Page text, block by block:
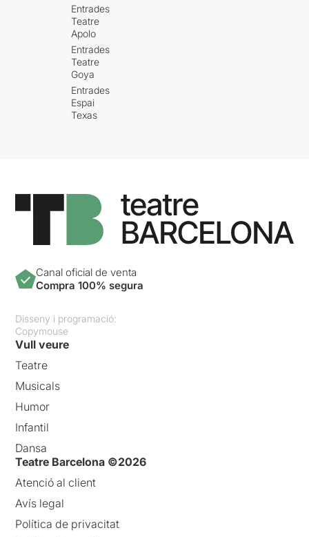
Entrades
Teatre
Apolo
Entrades
Teatre
Goya
Entrades
Espai
Texas
Canal oficial de venta
Compra 100% segura
Disseny i programació:
Copymouse
Vull veure
Teatre
Musicals
Humor
Infantil
Dansa
Teatre Barcelona ©2026
Atenció al client
Avís legal
Política de privacitat